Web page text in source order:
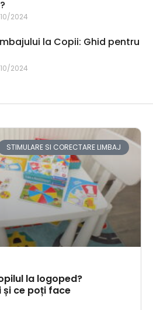
2024
la Copii: Ghid pentru
2024
STIMULARE SI CORECTARE LIMBAJ
la logoped?
și ce poți face